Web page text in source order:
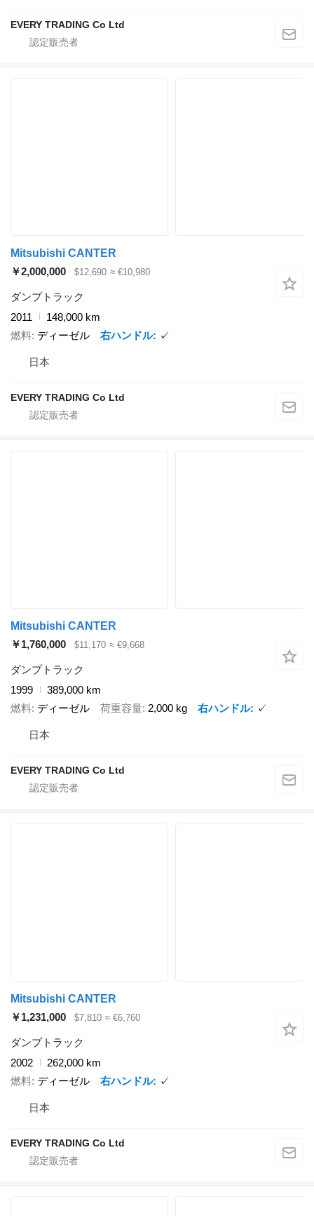
EVERY TRADING Co Ltd
Mitsubishi CANTER
￥2,000,000
$12,690 ≈ €10,980
ダンプトラック
2011
148,000 km
燃料 ディーゼル 右ハンドル ✓
日本
EVERY TRADING Co Ltd
Mitsubishi CANTER
￥1,760,000
$11,170 ≈ €9,668
ダンプトラック
1999
389,000 km
燃料 ディーゼル 荷重容量 2,000 kg 右ハンドル ✓
日本
EVERY TRADING Co Ltd
Mitsubishi CANTER
￥1,231,000
$7,810 ≈ €6,760
ダンプトラック
2002
262,000 km
燃料 ディーゼル 右ハンドル ✓
日本
EVERY TRADING Co Ltd